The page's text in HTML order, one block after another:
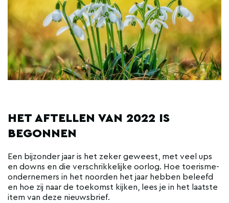
HET AFTELLEN VAN 2022 IS
BEGONNEN
Een bijzonder jaar is het zeker geweest, met veel ups
en downs en die verschrikkelijke oorlog. Hoe toerisme-
ondernemers in het noorden het jaar hebben beleefd
en hoe zij naar de toekomst kijken, lees je in het laatste
item van deze nieuwsbrief.